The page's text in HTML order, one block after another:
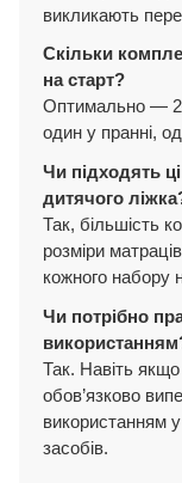
викликають
Скільки
на старт?
Оптимально —
один у пранні,
Чи підходять
дитячого
Так, більшість
розміри
кожного набору
Чи потрібно
Так. Навіть
обов’язково
використанням
засобів.